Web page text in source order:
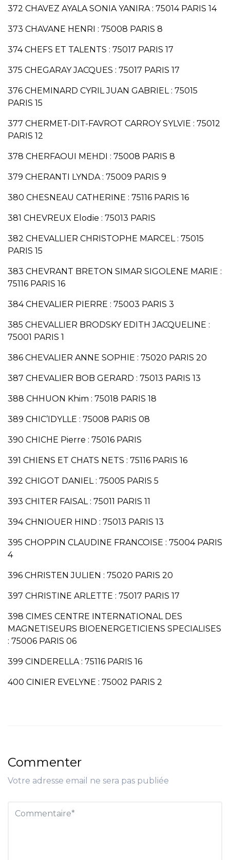
372 CHAVEZ AYALA SONIA YANIRA : 75014 PARIS 14
373 CHAVANE HENRI : 75008 PARIS 8
374 CHEFS ET TALENTS : 75017 PARIS 17
375 CHEGARAY JACQUES : 75017 PARIS 17
376 CHEMINARD CYRIL JUAN GABRIEL : 75015
PARIS 15
377 CHERMET-DIT-FAVROT CARROY SYLVIE : 75012
PARIS 12
378 CHERFAOUI MEHDI : 75008 PARIS 8
379 CHERANTI LYNDA : 75009 PARIS 9
380 CHESNEAU CATHERINE : 75116 PARIS 16
381 CHEVREUX Elodie : 75013 PARIS
382 CHEVALLIER CHRISTOPHE MARCEL : 75015
PARIS 15
383 CHEVRANT BRETON SIMAR SIGOLENE MARIE :
75116 PARIS 16
384 CHEVALIER PIERRE : 75003 PARIS 3
385 CHEVALLIER BRODSKY EDITH JACQUELINE :
75001 PARIS 1
386 CHEVALIER ANNE SOPHIE : 75020 PARIS 20
387 CHEVALIER BOB GERARD : 75013 PARIS 13
388 CHHUON Khim : 75018 PARIS 18
389 CHIC’IDYLLE : 75008 PARIS 08
390 CHICHE Pierre : 75016 PARIS
391 CHIENS ET CHATS NETS : 75116 PARIS 16
392 CHIGOT DANIEL : 75005 PARIS 5
393 CHITER FAISAL : 75011 PARIS 11
394 CHNIOUER HIND : 75013 PARIS 13
395 CHOPPIN CLAUDINE FRANCOISE : 75004 PARIS
4
396 CHRISTEN JULIEN : 75020 PARIS 20
397 CHRISTINE ARLETTE : 75017 PARIS 17
398 CIMES CENTRE INTERNATIONAL DES
MAGNETISEURS BIOENERGETICIENS SPECIALISES
: 75006 PARIS 06
399 CINDERELLA : 75116 PARIS 16
400 CINIER EVELYNE : 75002 PARIS 2
Commenter
Votre adresse email ne sera pas publiée